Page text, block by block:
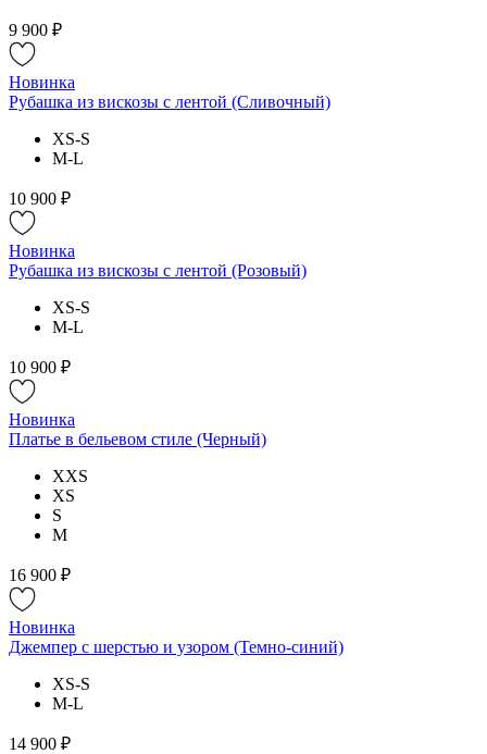
9 900 ₽
Новинка
Рубашка из вискозы с лентой (Сливочный)
XS-S
M-L
10 900 ₽
Новинка
Рубашка из вискозы с лентой (Розовый)
XS-S
M-L
10 900 ₽
Новинка
Платье в бельевом стиле (Черный)
XXS
XS
S
M
16 900 ₽
Новинка
Джемпер с шерстью и узором (Темно-синий)
XS-S
M-L
14 900 ₽